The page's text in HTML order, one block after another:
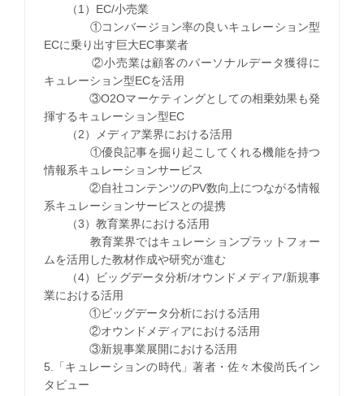
（1）EC/小売業
①コンバージョン率の良いキュレーション型
ECに乗り出す巨大EC事業者
②小売業は顧客のパーソナルデータ獲得に
キュレーション型ECを活用
③O2Oマーケティングとしての相乗効果も発
揮するキュレーション型EC
（2）メディア業界における活用
①優良記事を掘り起こしてくれる機能を持つ
情報系キュレーションサービス
②自社コンテンツのPV数向上につながる情報
系キュレーションサービスとの提携
（3）教育業界における活用
教育業界ではキュレーションプラットフォー
ムを活用した教材作成や研究が進む
（4）ビッグデータ分析/オウンドメディア/新規事
業における活用
①ビッグデータ分析における活用
②オウンドメディアにおける活用
③新規事業展開における活用
5.「キュレーションの時代」著者・佐々木俊尚氏イン
タビュー